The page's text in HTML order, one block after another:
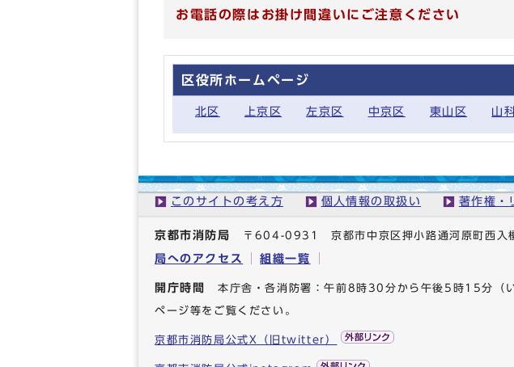
お電話の際はお掛け間違いにご注意ください
区役所ホームページ
北区 上京区 左京区 中京区 東山区 山
このサイトの考え方 個人情報の取扱い 著作権・
京都市消防局 〒604-0931 京都市中京区押小路通河原町西
局へのアクセス
組織一覧
開庁時間 本庁舎・各消防署：午前8時30分から午後5時15分（
ページ等をご覧ください。
京都市消防局公式X（旧twitter）